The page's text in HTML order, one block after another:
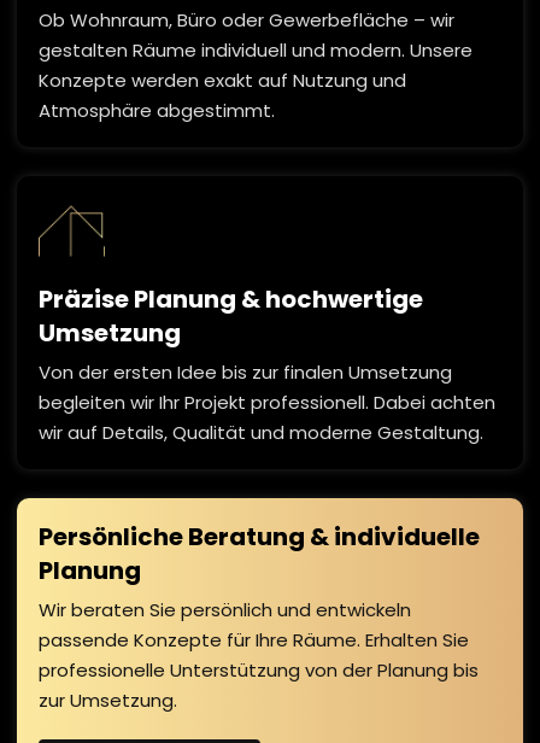
Ob Wohnraum, Büro oder Gewerbefläche – wir
gestalten Räume individuell und modern. Unsere
Konzepte werden exakt auf Nutzung und
Atmosphäre abgestimmt.
Präzise Planung & hochwertige
Umsetzung
Von der ersten Idee bis zur finalen Umsetzung
begleiten wir Ihr Projekt professionell. Dabei achten
wir auf Details, Qualität und moderne Gestaltung.
Persönliche Beratung & individuelle
Planung
Wir beraten Sie persönlich und entwickeln
passende Konzepte für Ihre Räume. Erhalten Sie
professionelle Unterstützung von der Planung bis
zur Umsetzung.